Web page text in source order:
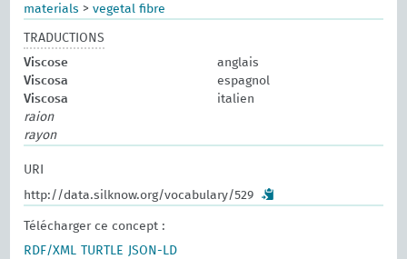
materials >vegetal fibre
TRADUCTIONS
Viscose
anglais
Viscosa
espagnol
Viscosa
italien
raion
rayon
URI
http://data.silknow.org/vocabulary/529
Télécharger ce concept :
RDF/XML
TURTLE JSON-LD